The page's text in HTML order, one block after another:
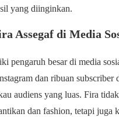
yang diinginkan.
Assegaf di Media
pengaruh besar di media
dan ribuan subscriber
audiens yang luas. Fira
dan fashion, tetapi juga